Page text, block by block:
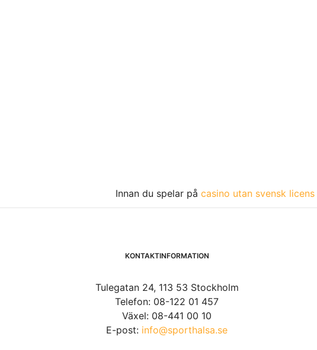
Innan du spelar på casino utan svensk licens
KONTAKTINFORMATION
Tulegatan 24, 113 53 Stockholm
Telefon: 08-122 01 457
Växel: 08-441 00 10
E-post: info@sporthalsa.se